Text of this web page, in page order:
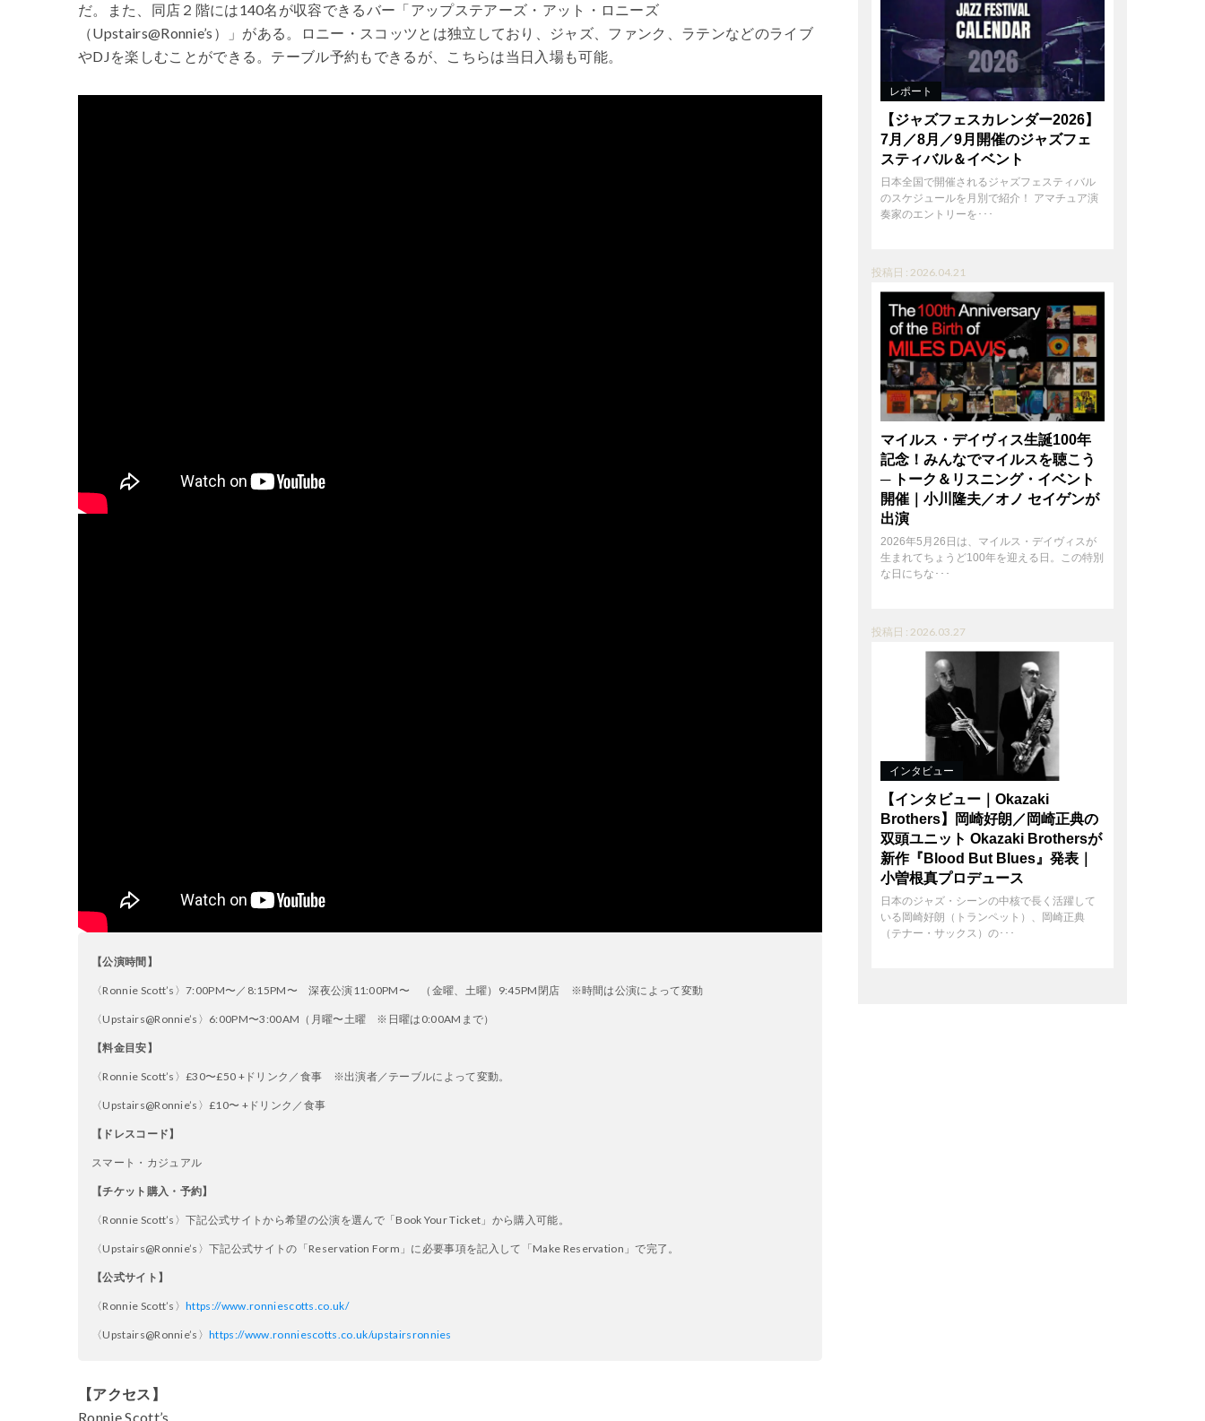
だ。また、同店２階には140名が収容できるバー「アップステアーズ・アット・ロニーズ
（Upstairs@Ronnie’s）」がある。ロニー・スコッツとは独立しており、ジャズ、ファンク、ラテンなどのライブ
やDJを楽しむことができる。テーブル予約もできるが、こちらは当日入場も可能。
【公演時間】
〈Ronnie Scott’s〉7:00PM〜／8:15PM〜 深夜公演11:00PM〜 （金曜、土曜）9:45PM閉店 ※時間は公演によって変動
〈Upstairs@Ronnie’s〉6:00PM〜3:00AM（月曜〜土曜 ※日曜は0:00AMまで）
【料金目安】
〈Ronnie Scott’s〉£30〜£50 +ドリンク／食事 ※出演者／テーブルによって変動。
〈Upstairs@Ronnie’s〉£10〜 +ドリンク／食事
【ドレスコード】
スマート・カジュアル
【チケット購入・予約】
〈Ronnie Scott’s〉下記公式サイトから希望の公演を選んで「Book Your Ticket」から購入可能。
〈Upstairs@Ronnie’s〉下記公式サイトの「Reservation Form」に必要事項を記入して「Make Reservation 」で完了。
【公式サイト】
〈Ronnie Scott’s〉https://www.ronniescotts.co.uk/
〈Upstairs@Ronnie’s〉https://www.ronniescotts.co.uk/upstairsronnies
【アクセス】
Ronnie Scott’s
レポート
【ジャズフェスカレンダー2026】
7月／8月／9月開催のジャズフェ
スティバル＆イベント
日本全国で開催されるジャズフェスティバル
のスケジュールを月別で紹介！ アマチュア演
奏家のエントリーを･･･
投稿日 : 2026.04.21
マイルス・デイヴィス生誕100年
記念！みんなでマイルスを聴こう
─ トーク＆リスニング・イベント
開催｜小川隆夫／オノ セイゲンが
出演
2026年5月26日は、マイルス・デイヴィスが
生まれてちょうど100年を迎える日。この特別
な日にちな･･･
投稿日 : 2026.03.27
インタビュー
【インタビュー｜Okazaki
Brothers】岡崎好朗／岡崎正典の
双頭ユニット Okazaki Brothersが
新作『Blood But Blues』発表｜
小曽根真プロデュース
日本のジャズ・シーンの中核で長く活躍して
いる岡崎好朗（トランペット）、岡崎正典
（テナー・サックス）の･･･